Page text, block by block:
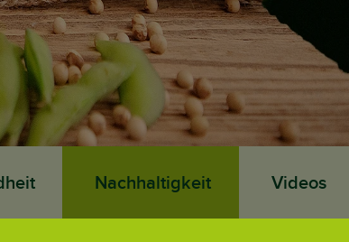
Nachhaltigkeit Videos